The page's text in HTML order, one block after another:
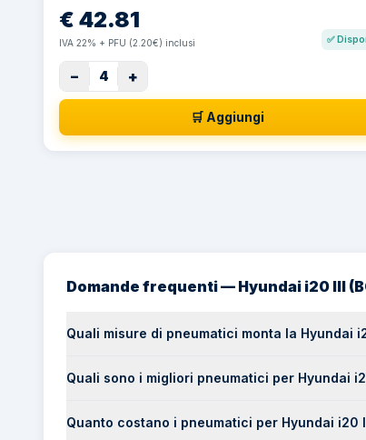
€ 42.81
IVA 22% + PFU (2.20€) inclusi ✅
− 4 +
🛒 Aggiungi
Domande frequenti — Hyundai i20 III
Quali misure di pneumatici monta la Hyundai
Quali sono i migliori pneumatici per Hyundai
Quanto costano i pneumatici per Hyundai i20